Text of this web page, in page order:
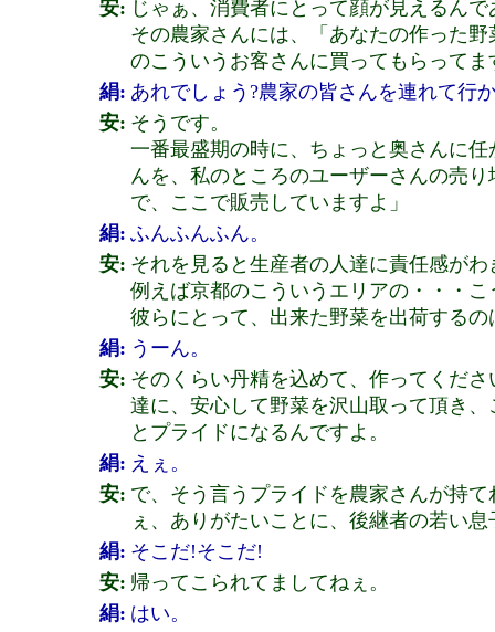
安: じゃぁ、消費者にとって顔が見えるん
その農家さんには、「あなたの作った
のこういうお客さんに買ってもらって
絹: あれでしょう?農家の皆さんを連れて行
安: そうです。
一番最盛期の時に、ちょっと奥さんに
んを、私のところのユーザーさんの売
で、ここで販売していますよ」
絹: ふんふんふん。
安: それを見ると生産者の人達に責任感がわ
例えば京都のこういうエリアの・・・
彼らにとって、出来た野菜を出荷する
絹: うーん。
安: そのくらい丹精を込めて、作ってくだ
達に、安心して野菜を沢山取って頂き
とプライドになるんですよ。
絹: えぇ。
安: で、そう言うプライドを農家さんが持
ぇ、ありがたいことに、後継者の若い
絹: そこだ!そこだ!
安: 帰ってこられてましてねぇ。
絹: はい。